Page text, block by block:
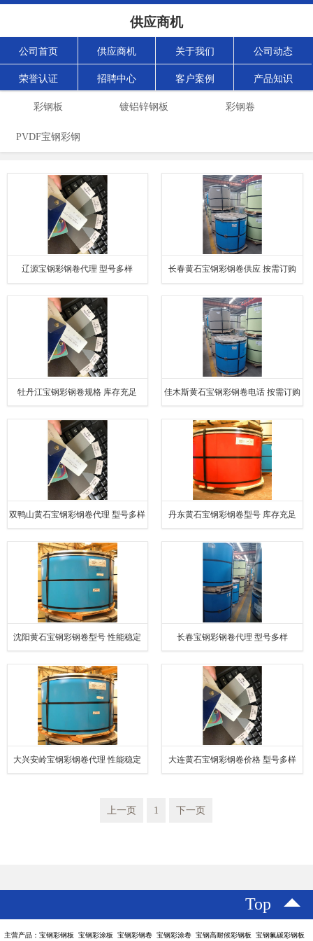
供应商机
公司首页 供应商机 关于我们 公司动态
荣誉认证 招聘中心 客户案例 产品知识
彩钢板 镀铝锌钢板 彩钢卷
PVDF宝钢彩钢
辽源宝钢彩钢卷代理 型号多样 长春黄石宝钢彩钢卷供应 按需订购
牡丹江宝钢彩钢卷规格 库存充足 佳木斯黄石宝钢彩钢卷电话 按需订购
双鸭山黄石宝钢彩钢卷代理 型号多样 丹东黄石宝钢彩钢卷型号 库存充足
沈阳黄石宝钢彩钢卷型号 性能稳定 长春宝钢彩钢卷代理 型号多样
大兴安岭宝钢彩钢卷代理 性能稳定 大连黄石宝钢彩钢卷价格 型号多样
上一页 1 下一页
Top
主营产品：宝钢彩钢板 宝钢彩涂板 宝钢彩钢卷 宝钢彩涂卷 宝钢高耐候彩钢板 宝钢氟碳彩钢板